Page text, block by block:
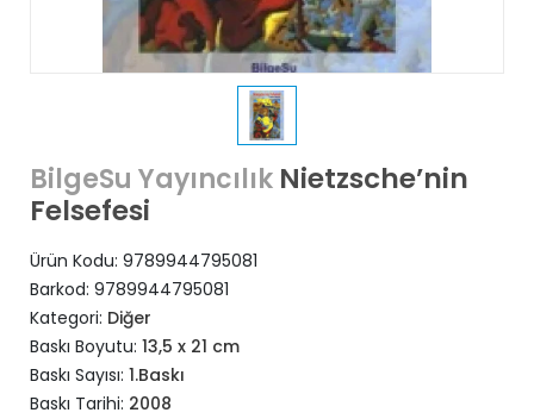
BilgeSu Yayıncılık Nietzsche’nin
Felsefesi
Ürün Kodu: 9789944795081
Barkod: 9789944795081
Kategori: Diğer
Baskı Boyutu: 13,5 x 21 cm
Baskı Sayısı: 1.Baskı
Baskı Tarihi: 2008